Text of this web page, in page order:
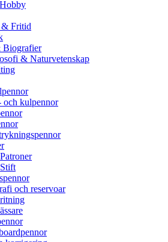
& Fritid
Biografier
& Naturvetenskap
och kulpennor
Patroner
Stift
och reservoar